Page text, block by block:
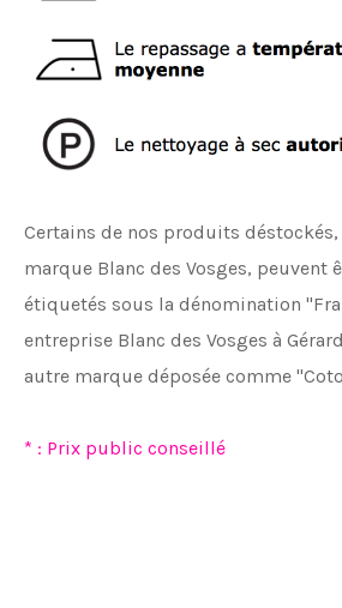
Certains de nos produits
marque Blanc des Vosges, peuvent
étiquetés sous la dénomination
entreprise Blanc des Vosges à
autre marque déposée comme
* : Prix public conseillé